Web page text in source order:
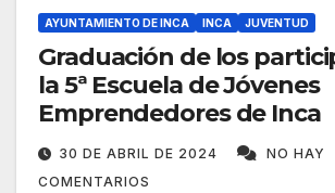
AYUNTAMIENTO DE INCA INCA JUVENTUD
Graduación de los
la 5ª Escuela de Jóvenes
Emprendedores de Inca
30 DE ABRIL DE 2024
NO HAY
COMENTARIOS